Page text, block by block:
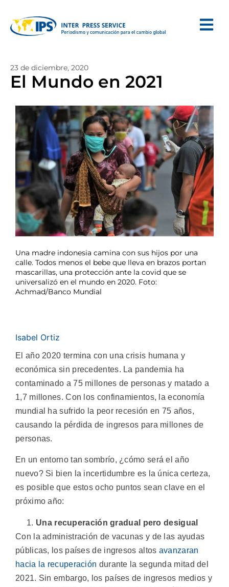
23 de diciembre, 2020
El Mundo en 2021
Una madre indonesia camina con sus hijos por una
calle. Todos menos el bebe que lleva en brazos portan
mascarillas, una protección ante la covid que se
universalizó en el mundo en 2020. Foto:
Achmad/Banco Mundial
Isabel Ortiz
El año 2020 termina con una crisis humana y
económica sin precedentes. La pandemia ha
contaminado a 75 millones de personas y matado a
1,7 millones. Con los confinamientos, la economía
mundial ha sufrido la peor recesión en 75 años,
causando la pérdida de ingresos para millones de
personas.
En un entorno tan sombrío, ¿cómo será el año
nuevo? Si bien la incertidumbre es la única certeza,
es posible que estos ocho puntos sean clave en el
próximo año:
Una recuperación gradual pero desigual
Con la administración de vacunas y de las ayudas
públicas, los países de ingresos altos avanzaran
hacia la recuperación durante la segunda mitad del
2021. Sin embargo, los países de ingresos medios y